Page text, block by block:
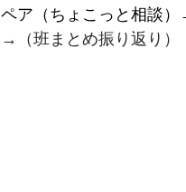
ペア（ちょこっと相談
→（班まとめ振り返り）